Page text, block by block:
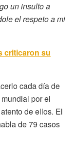
un insulto a
el respeto a mi
criticaron su
cada día de
por el
atento de ellos. El
de 79 casos